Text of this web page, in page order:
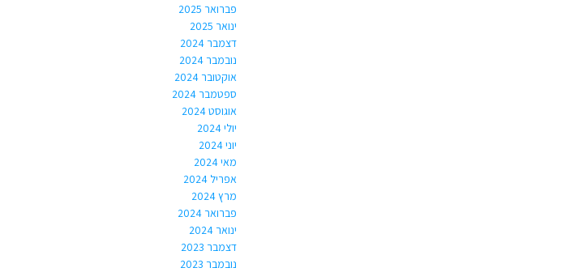
פברואר 2025
ינואר 2025
דצמבר 2024
נובמבר 2024
אוקטובר 2024
ספטמבר 2024
אוגוסט 2024
יולי 2024
יוני 2024
מאי 2024
אפריל 2024
מרץ 2024
פברואר 2024
ינואר 2024
דצמבר 2023
נובמבר 2023